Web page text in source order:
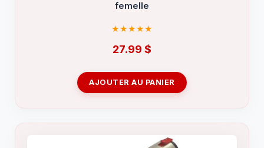
femelle
27.99 $
AJOUTER AU PANIER